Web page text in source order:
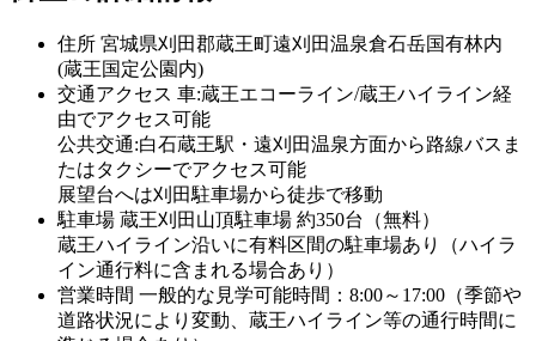
住所 宮城県刈田郡蔵王町遠刈田温泉倉石岳国有林内
(蔵王国定公園内)
交通アクセス 車:蔵王エコーライン/蔵王ハイライン経
由でアクセス可能
公共交通:白石蔵王駅・遠刈田温泉方面から路線バスま
たはタクシーでアクセス可能
展望台へは刈田駐車場から徒歩で移動
駐車場 蔵王刈田山頂駐車場 約350台（無料）
蔵王ハイライン沿いに有料区間の駐車場あり（ハイラ
イン通行料に含まれる場合あり）
営業時間 一般的な見学可能時間：8:00～17:00（季節や
道路状況により変動、蔵王ハイライン等の通行時間に